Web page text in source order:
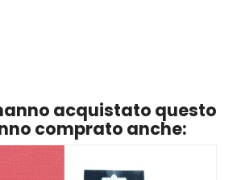
acquistato questo
comprato anche: